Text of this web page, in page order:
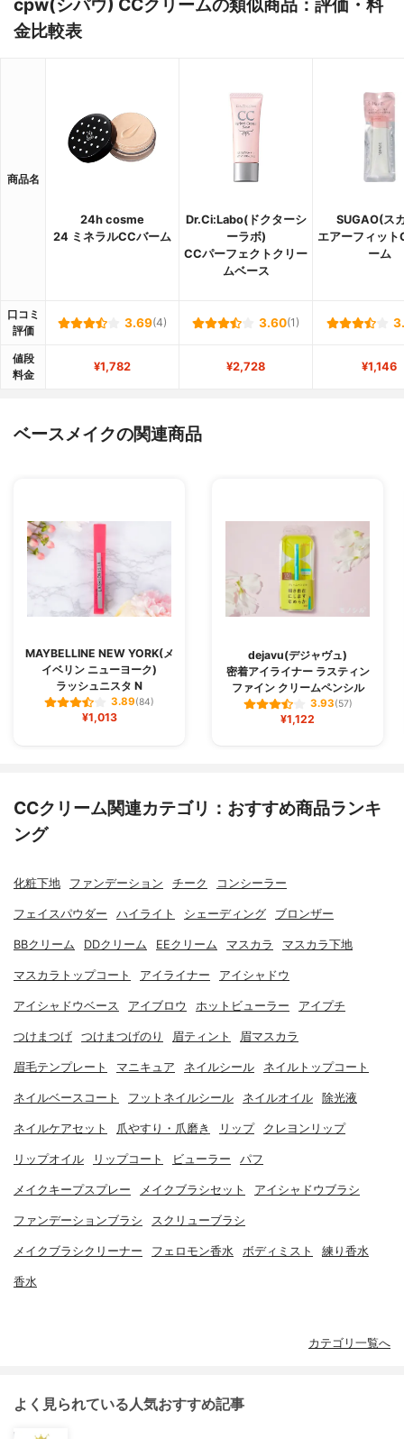
cpw(シパウ) CCクリームの類似商品：評価・料
金比較表
商品名
24h cosme
24 ミネラルCCバーム
Dr.Ci:Labo(ドクターシ
ーラボ)
CCパーフェクトクリー
ムベース
SUGAO(ス
エアーフィット
ーム
口コミ
評価
3.69(4) 3.60(1)
値段
料金
¥1,782 ¥2,728 ¥1,146
ベースメイクの関連商品
MAYBELLINE NEW YORK(メ
イベリン ニューヨーク)
ラッシュニスタ N
3.89(84)
¥1,013
dejavu(デジャヴュ)
密着アイライナー ラスティン
ファイン クリームペンシル
3.93(57)
¥1,122
CCクリーム関連カテゴリ：おすすめ商品ランキ
ング
化粧下地 ファンデーション チーク コンシーラー
フェイスパウダー ハイライト シェーディング ブロンザー
BBクリーム DDクリーム EEクリーム マスカラ マスカラ下地
マスカラトップコート アイライナー アイシャドウ
アイシャドウベース アイブロウ ホットビューラー アイプチ
つけまつげ つけまつげのり 眉ティント 眉マスカラ
眉毛テンプレート マニキュア ネイルシール ネイルトップコート
ネイルベースコート フットネイルシール ネイルオイル 除光液
ネイルケアセット 爪やすり・爪磨き リップ クレヨンリップ
リップオイル リップコート ビューラー パフ
メイクキープスプレー メイクブラシセット アイシャドウブラシ
ファンデーションブラシ スクリューブラシ
メイクブラシクリーナー フェロモン香水 ボディミスト 練り香水
香水
カテゴリ一覧へ
よく見られている人気おすすめ記事